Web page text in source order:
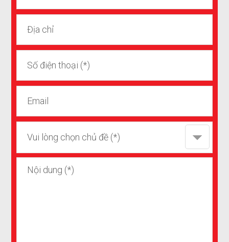
Vui lòng chọn chủ đề (*)